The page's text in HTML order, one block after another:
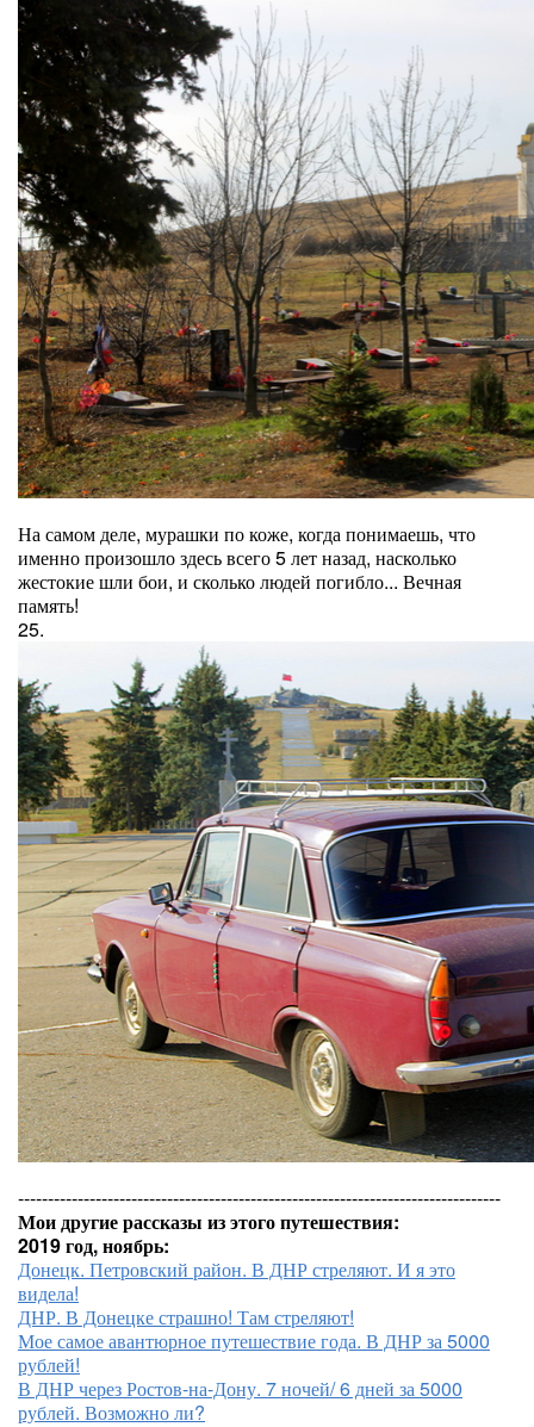
На самом деле, мурашки по коже, когда понимаешь, что
именно произошло здесь всего 5 лет назад, насколько
жестокие шли бои, и сколько людей погибло... Вечная
память!
25.
---------------------------------------------------------------------------------
Мои другие рассказы из этого путешествия:
2019 год, ноябрь:
Донецк. Петровский район. В ДНР стреляют. И я это
видела!
ДНР. В Донецке страшно! Там стреляют!
Мое самое авантюрное путешествие года. В ДНР за 5000
рублей!
В ДНР через Ростов-на-Дону. 7 ночей/ 6 дней за 5000
рублей. Возможно ли?